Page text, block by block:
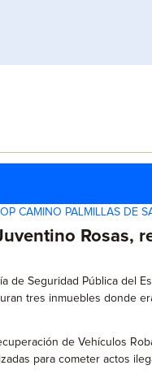
CAMINO PALMILLAS DE
Rosas,
de Seguridad Pública del
tres inmuebles donde
de Vehículos
para cometer actos